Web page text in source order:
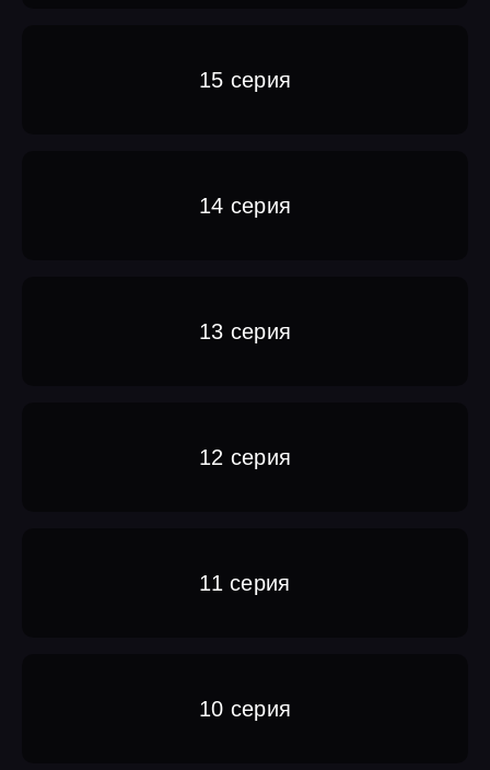
15 серия
14 серия
13 серия
12 серия
11 серия
10 серия